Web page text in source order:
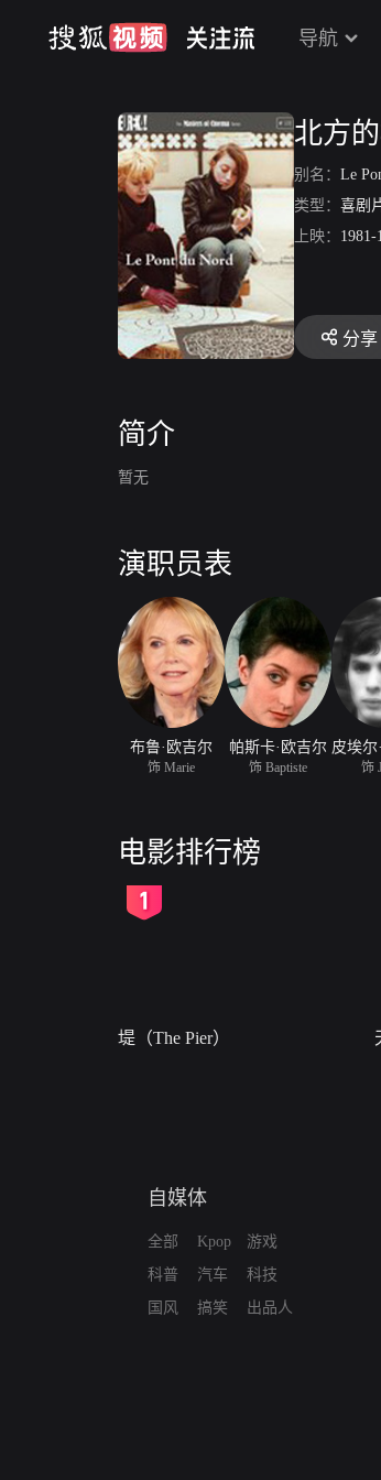
导航
北方
别名： Le
类型： 喜剧
上映： 1981-
分享
简介
暂无
演职员表
布鲁·欧吉尔
饰 Marie
帕斯卡·欧吉尔
饰 Baptiste 饰
电影排行榜
堤（The Pier）
自媒体
全部
科普
国风
Kpop
汽车
搞笑
游戏
科技
出品人